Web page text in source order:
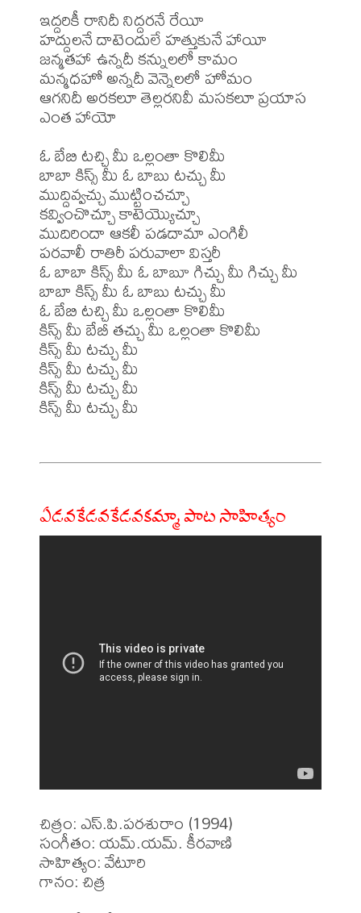
ఇద్దరికీ రానిదీ నిద్దరనే రేయీ
హద్దులనే దాటెందులే హత్తుకునే హాయీ
జన్మతహా ఉన్నదీ కన్నులలో కామం
మన్మధహో అన్నదీ వెన్నెలలో హోమం
ఆగనిదీ అరకలూ తెల్లరనివీ మసకలూ ప్రయాస
ఎంత హాయో
ఓ బేబి టచ్చి మీ ఒల్లంతా కొలిమీ
బాబా కిస్స్ మీ ఓ బాబు టచ్చు మీ
ముద్దివ్వచ్చు ముట్టించచ్చూ
కవ్వించొచ్చూ కాటెయ్యొచ్చూ
ముదిరిందా ఆకలీ పడదామా ఎంగిలీ
పరవాలీ రాతిరీ పరువాలా విస్తరీ
ఓ బాబా కిస్స్ మీ ఓ బాబూ గిచ్చు మీ గిచ్చు మీ
బాబా కిస్స్ మీ ఓ బాబు టచ్చు మీ
ఓ బేబి టచ్చి మీ ఒల్లంతా కొలిమీ
కిస్స్ మీ బేబీ తచ్చు మీ ఒల్లంతా కొలిమీ
కిస్స్ మీ టచ్చు మీ
కిస్స్ మీ టచ్చు మీ
కిస్స్ మీ టచ్చు మీ
కిస్స్ మీ టచ్చు మీ
ఏడవకేడవకేడవకమ్మా పాట సాహిత్యం
చిత్రం: ఎస్.పి.పరశురాం (1994)
సంగీతం: యమ్.యమ్. కీరవాణి
సాహిత్యం: వేటూరి
గానం: చిత్ర